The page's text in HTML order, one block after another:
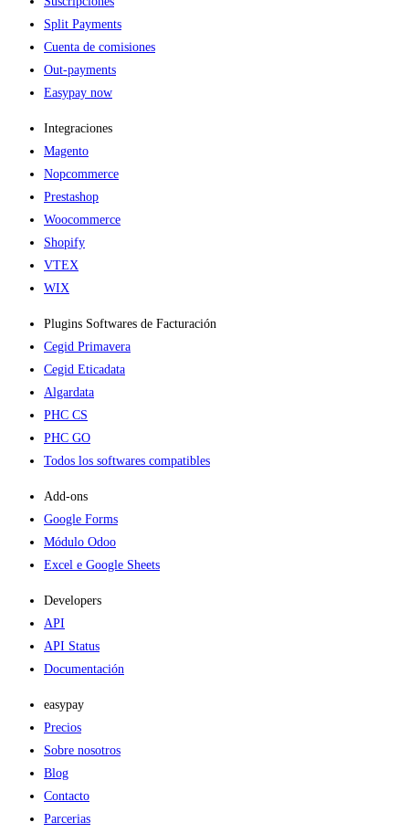
Split Payments
Cuenta de comisiones
Out-payments
Easypay now
Integraciones
Magento
Nopcommerce
Prestashop
Woocommerce
Shopify
VTEX
WIX
Plugins Softwares de Facturación
Cegid Primavera
Cegid Eticadata
Algardata
PHC CS
PHC GO
Todos los softwares compatibles
Add-ons​
Google Forms
Módulo Odoo
Excel e Google Sheets
Developers
API
API Status
Documentación
easypay
Precios
Sobre nosotros
Blog
Contacto
Parcerias